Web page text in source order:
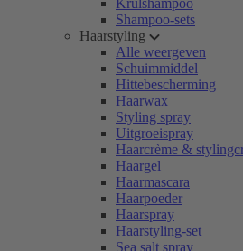
Krulshampoo
Shampoo-sets
Haarstyling
Alle weergeven
Schuimmiddel
Hittebescherming
Haarwax
Styling spray
Uitgroeispray
Haarcrème &
Haargel
Haarmascara
Haarpoeder
Haarspray
Haarstyling-set
Sea salt spray